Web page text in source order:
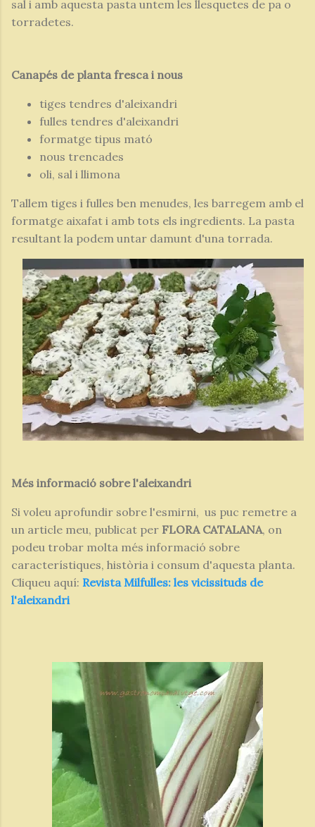
sal i amb aquesta pasta untem les llesquetes de pa o
torradetes.
Canapés de planta fresca i nous
tiges tendres d'aleixandri
fulles tendres d'aleixandri
formatge tipus mató
nous trencades
oli, sal i llimona
Tallem tiges i fulles ben menudes, les barregem amb el
formatge aixafat i amb tots els ingredients. La pasta
resultant la podem untar damunt d'una torrada.
Més informació sobre l'aleixandri
Si voleu aprofundir sobre l'esmirni, us puc remetre a
un article meu, publicat per FLORA CATALANA, on
podeu trobar molta més informació sobre
característiques, història i consum d'aquesta planta.
Cliqueu aquí: Revista Milfulles: les vicissituds de
l'aleixandri